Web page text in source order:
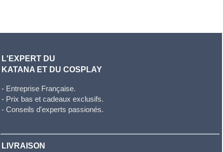
L'EXPERT DU
KATANA ET DU COSPLAY
- Entreprise Française.
- Prix bas et cadeaux exclusifs.
- Conseils d'experts passionés.
LIVRAISON